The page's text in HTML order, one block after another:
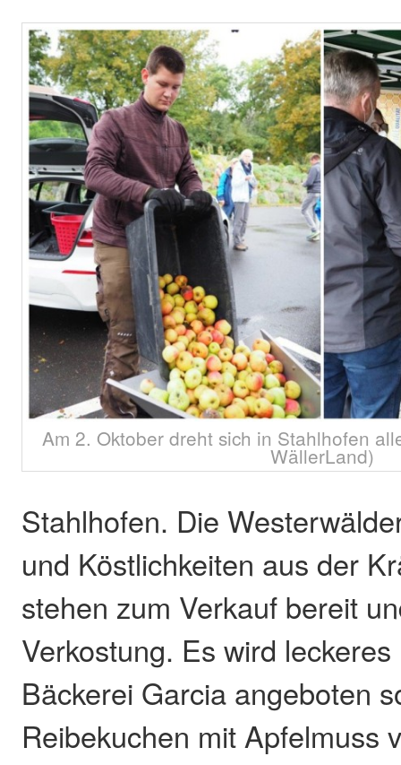
Am 2. Oktober dreht sich in Stahlhofen
WällerLand)
Stahlhofen. Die
und Köstlichkeiten aus der
stehen zum Verkauf bereit
Verkostung. Es wird
Bäckerei Garcia angeboten
Reibekuchen mit Apfelmuss